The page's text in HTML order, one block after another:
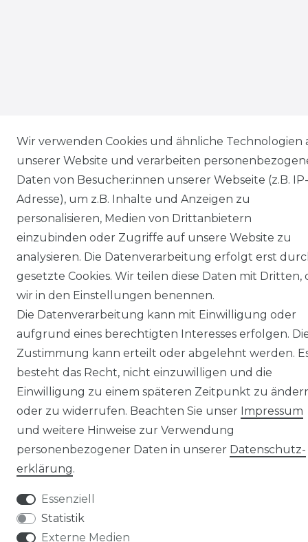
Wir verwenden Cookies und ähnliche Technologien
unserer Website und verarbeiten
Daten von Besucher:innen unserer Webseite (z.B. IP-
Adresse), um z.B. Inhalte und Anzeigen zu
personalisieren, Medien von Drittanbietern
einzubinden oder Zugriffe auf unsere Website zu
analysieren. Die Datenverarbeitung erfolgt erst
gesetzte Cookies. Wir teilen diese Daten mit Dritten,
wir in den Einstellungen benennen.
Die Datenverarbeitung kann mit Einwilligung oder
aufgrund eines berechtigten Interesses erfolgen.
Zustimmung kann erteilt oder abgelehnt werden.
besteht das Recht, nicht einzuwilligen und die
Einwilligung zu einem späteren Zeitpunkt zu
oder zu widerrufen. Beachten Sie unser Impressum
und weitere Hinweise zur Verwendung
personenbezogener Daten in unserer Daten­schutz­
erklärung.
Essenziell
Statistik
Externe Medien